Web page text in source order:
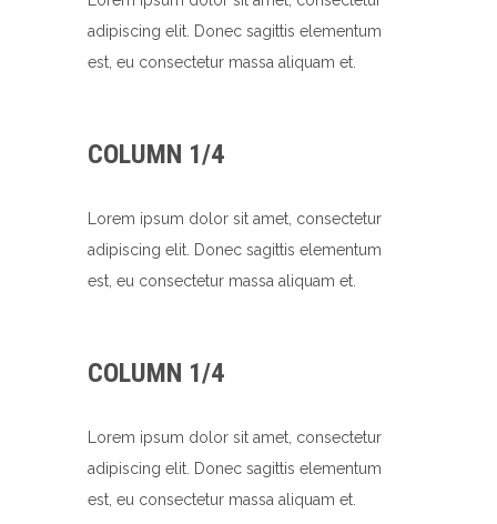
adipiscing elit. Donec sagittis elementum
est, eu consectetur massa aliquam et.
COLUMN 1/4
Lorem ipsum dolor sit amet, consectetur
adipiscing elit. Donec sagittis elementum
est, eu consectetur massa aliquam et.
COLUMN 1/4
Lorem ipsum dolor sit amet, consectetur
adipiscing elit. Donec sagittis elementum
est, eu consectetur massa aliquam et.